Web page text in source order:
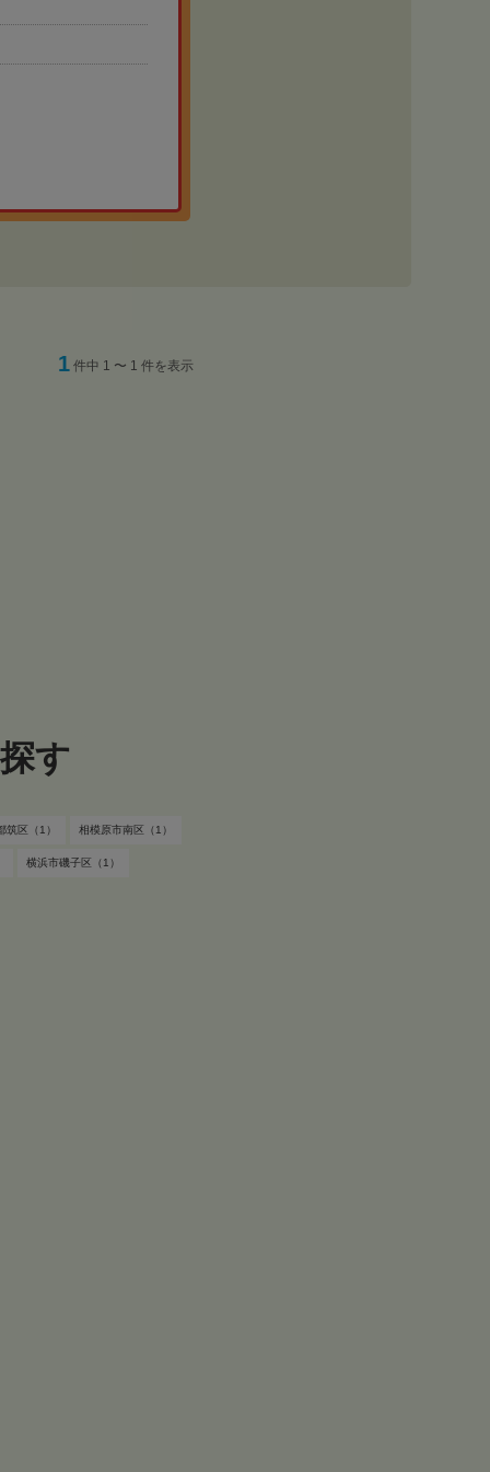
1 件中 1 〜 1 件を表示
す
筑区（1） 相模原市南区（1）
横浜市磯子区（1）